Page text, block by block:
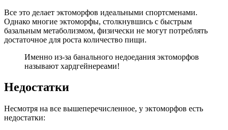
Все это делает эктоморфов идеальными спортсменами.
Однако многие эктоморфы, столкнувшись с быстрым
базальным метаболизмом, физически не могут потреблять
достаточное для роста количество пищи.
Именно из-за банального недоедания эктоморфов
называют хардгейнереами!
Недостатки
Несмотря на все вышеперечисленное, у эктоморфов есть
недостатки: